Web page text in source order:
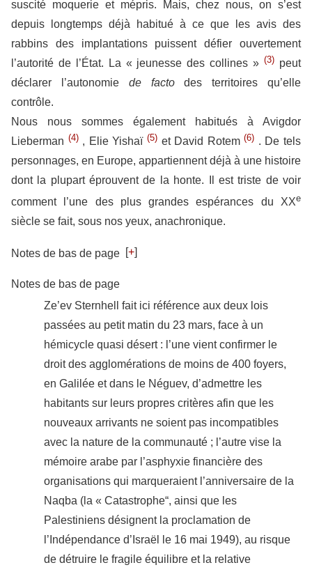
suscité moquerie et mépris. Mais, chez nous, on s’est
depuis longtemps déjà habitué à ce que les avis des
rabbins des implantations puissent défier ouvertement
l’autorité de l’État. La « jeunesse des collines »(3) peut
déclarer l’autonomie de factodes territoires qu’elle
contrôle.
Nous nous sommes également habitués à Avigdor
Lieberman (4), Elie Yishaï (5)et David Rotem(6) . De tels
personnages, en Europe, appartiennent déjà à une histoire
dont la plupart éprouvent de la honte. Il est triste de voir
comment l’une des plus grandes espérances du XXe
siècle se fait, sous nos yeux, anachronique.
Notes de bas de page [+]
Notes de bas de page
Ze’ev Sternhell fait ici référence aux deux lois
passées au petit matin du 23 mars, face à un
hémicycle quasi désert : l’une vient confirmer le
droit des agglomérations de moins de 400 foyers,
en Galilée et dans le Néguev, d’admettre les
habitants sur leurs propres critères afin que les
nouveaux arrivants ne soient pas incompatibles
avec la nature de la communauté ; l’autre vise la
mémoire arabe par l’asphyxie financière des
organisations qui marqueraient l’anniversaire de la
Naqba (la « Catastrophe“, ainsi que les
Palestiniens désignent la proclamation de
l’Indépendance d’Israël le 16 mai 1949), au risque
de détruire le fragile équilibre et la relative